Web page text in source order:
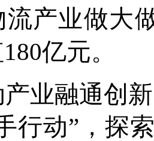
流产业做大
180亿元。
业融通创
行动” ，探